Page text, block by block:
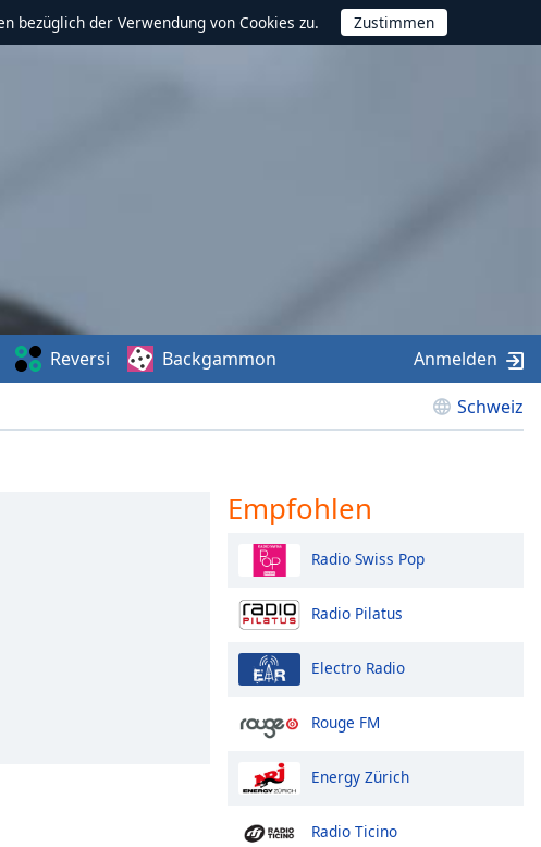
der Verwendung von Cookies zu.
Schweiz
Reversi Backgammon Anmelden
Empfohlen
Radio Swiss Pop
Radio Pilatus
Electro Radio
Rouge FM
Energy Zürich
Radio Ticino